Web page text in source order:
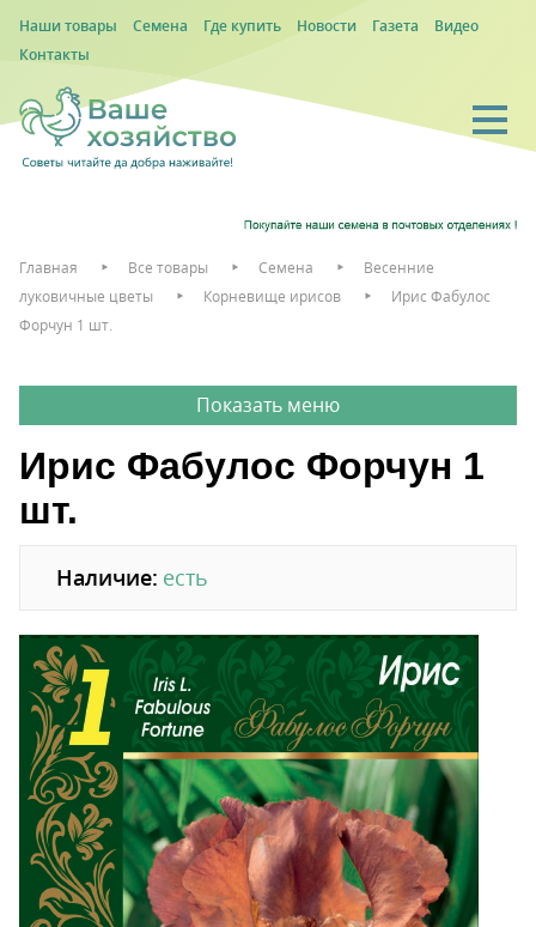
Наши товары Семена Где купить Новости Газета
Видео
Контакты
Главная Все товары Семена
Весенние
луковичные цветы
Корневище ирисов
Ирис Фабулос
Форчун 1 шт.
Ирис Фабулос Форчун 1
шт.
Наличие: есть